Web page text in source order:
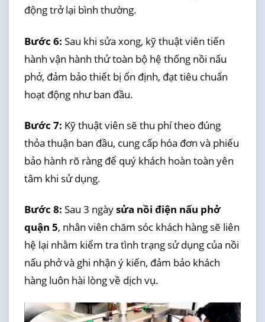
động trở lại bình thường.
Bước 6: Sau khi sửa xong, kỹ thuật viên tiến
hành vận hành thử toàn bộ hệ thống nồi nấu
phở, đảm bảo thiết bị ổn định, đạt tiêu chuẩn
hoạt động như ban đầu.
Bước 7: Kỹ thuật viên sẽ thu phí theo đúng
thỏa thuận ban đầu, cung cấp hóa đơn và phiếu
bảo hành rõ ràng để quý khách hoàn toàn yên
tâm khi sử dụng.
Bước 8: Sau 3 ngàysửa nồi điện nấu phở
quận 5, nhân viên chăm sóc khách hàng sẽ liên
hệ lại nhằm kiểm tra tình trạng sử dụng của nồi
nấu phở và ghi nhận ý kiến, đảm bảo khách
hàng luôn hài lòng về dịch vụ.